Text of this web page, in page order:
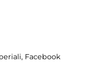
, Facebook